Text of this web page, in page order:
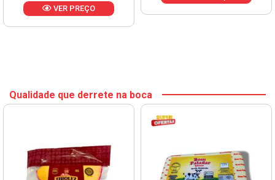
VER PREÇO
Qualidade que derrete na boca